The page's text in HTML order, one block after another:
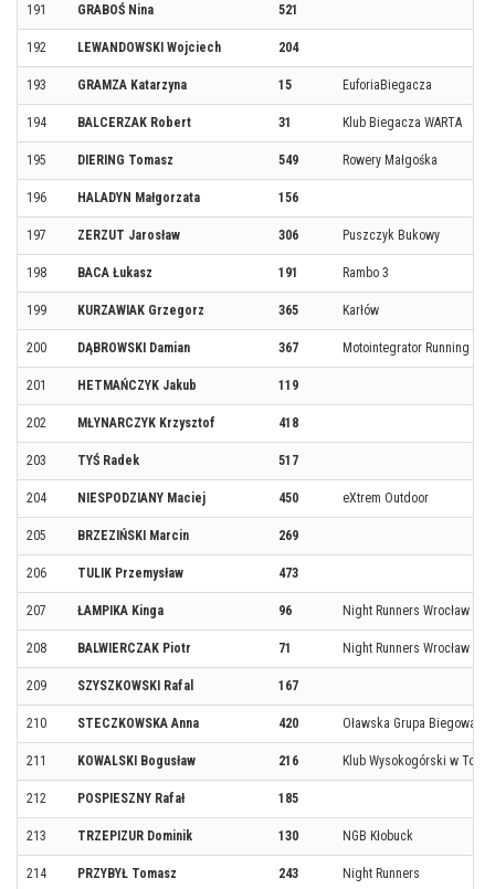
191 GRABOŚ Nina 521
192 LEWANDOWSKI Wojciech 204
193 GRAMZA Katarzyna 15 EuforiaBiegacza
194 BALCERZAK Robert 31 Klub Biegacza WARTA
195 DIERING Tomasz 549 Rowery Małgośka
196 HALADYN Małgorzata 156
197 ZERZUT Jarosław 306 Puszczyk Bukowy
198 BACA Łukasz 191 Rambo 3
199 KURZAWIAK Grzegorz 365 Karłów
200 DĄBROWSKI Damian 367 Motointegrator Running
201 HETMAŃCZYK Jakub 119
202 MŁYNARCZYK Krzysztof 418
203 TYŚ Radek 517
204 NIESPODZIANY Maciej 450 eXtrem Outdoor
205 BRZEZIŃSKI Marcin 269
206 TULIK Przemysław 473
207 ŁAMPIKA Kinga 96 Night Runners Wrocław
208 BALWIERCZAK Piotr 71 Night Runners Wrocław
209 SZYSZKOWSKI Rafal 167
210 STECZKOWSKA Anna 420 Oławska Grupa Biegowa
211 KOWALSKI Bogusław 216 Klub Wysokogórski w
212 POSPIESZNY Rafał 185
213 TRZEPIZUR Dominik 130 NGB Kłobuck
214 PRZYBYŁ Tomasz 243 Night Runners